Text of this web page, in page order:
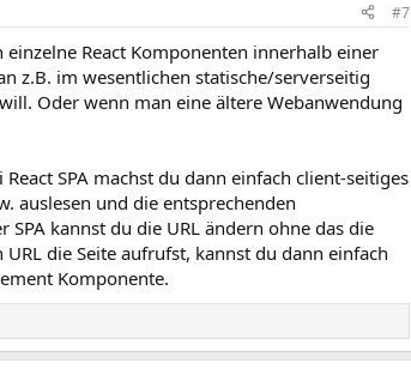
#7
einzelne React Komponenten innerhalb einer
z.B. im wesentlichen statische/serverseitig
Oder wenn man eine ältere Webanwendung
SPA machst du dann einfach client-seitiges
auslesen und die entsprechenden
kannst du die URL ändern ohne das die
die Seite aufrufst, kannst du dann einfach
Komponente.